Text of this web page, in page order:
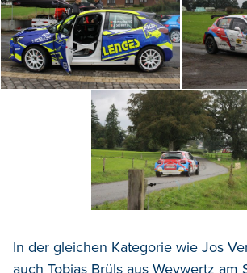
In der gleichen Kategorie wie Jos
auch Tobias Brüls aus Weywertz am